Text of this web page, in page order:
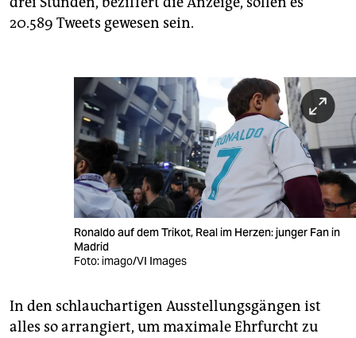
20.589 Tweets gewesen sein.
Ronaldo auf dem Trikot, Real im Herzen: junger Fan in
Madrid
Foto: imago/VI Images
In den schlauchartigen Ausstellungsgängen ist
alles so arrangiert, um maximale Ehrfurcht zu